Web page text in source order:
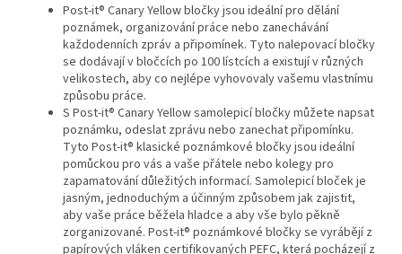
Post-it® Canary Yellow bločky jsou ideální pro dělání
poznámek, organizování práce nebo zanechávání
každodenních zpráv a připomínek. Tyto nalepovací bločky
se dodávají v bločcích po 100 lístcích a existují v různých
velikostech, aby co nejlépe vyhovovaly vašemu vlastnímu
způsobu práce.
S Post-it® Canary Yellow samolepicí bločky můžete napsat
poznámku, odeslat zprávu nebo zanechat připomínku.
Tyto Post-it® klasické poznámkové bločky jsou ideální
pomůckou pro vás a vaše přátele nebo kolegy pro
zapamatování důležitých informací. Samolepicí bloček je
jasným, jednoduchým a účinným způsobem jak zajistit,
aby vaše práce běžela hladce a aby vše bylo pěkně
zorganizované. Post-it® poznámkové bločky se vyrábějí z
papírových vláken certifikovaných PEFC, která pocházejí z